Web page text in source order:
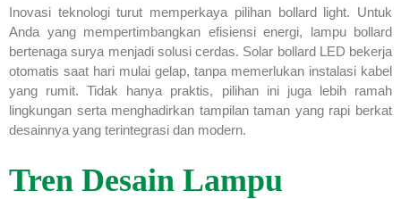
Inovasi teknologi turut memperkaya pilihan bollard light. Untuk
Anda yang mempertimbangkan efisiensi energi, lampu bollard
bertenaga surya menjadi solusi cerdas. Solar bollard LED bekerja
otomatis saat hari mulai gelap, tanpa memerlukan instalasi kabel
yang rumit. Tidak hanya praktis, pilihan ini juga lebih ramah
lingkungan serta menghadirkan tampilan taman yang rapi berkat
desainnya yang terintegrasi dan modern.
Tren Desain Lampu